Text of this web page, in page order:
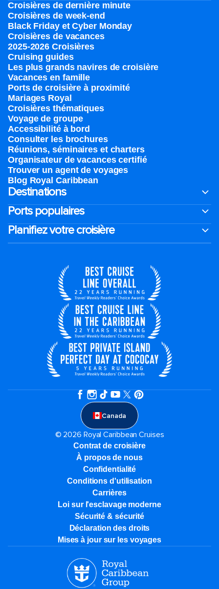
Croisières de dernière minute
Croisières de week-end
Black Friday et Cyber Monday
Croisières de vacances
2025-2026 Croisières
Cruising guides
Les plus grands navires de croisière
Vacances en famille
Ports de croisière à proximité
Mariages Royal
Croisières thématiques
Voyage de groupe​
Accessibilité à bord​
Consulter les brochures
Réunions, séminaires et charters
Organisateur de vacances certifié
Trouver un agent de voyages
Blog Royal Caribbean
Destinations
Ports populaires
Planifiez votre croisière
Canada
© 2026 Royal Caribbean Cruises
Contrat de croisière
À propos de nous
Confidentialité
Conditions d'utilisation
Carrières
Loi sur l'esclavage moderne
Sécurité & sécurité
Déclaration des droits
Mises à jour sur les voyages